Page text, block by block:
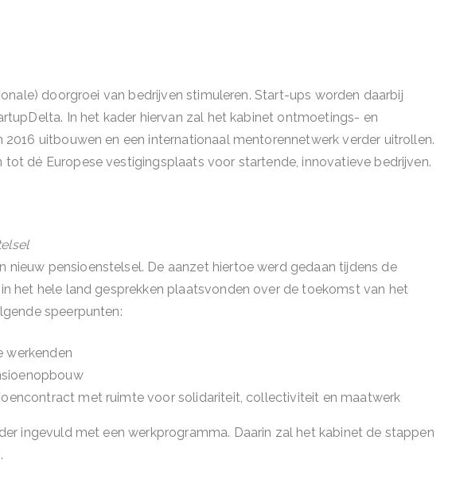
doorgroei van bedrijven stimuleren. Start-ups worden daarbij
In het kader hiervan zal het kabinet ontmoetings- en
uitbouwen en een internationaal mentorennetwerk verder uitrollen.
dé Europese vestigingsplaats voor startende, innovatieve bedrijven.
nieuw pensioenstelsel. De aanzet hiertoe werd gedaan tijdens de
het hele land gesprekken plaatsvonden over de toekomst van het
speerpunten:
werkenden
met ruimte voor solidariteit, collectiviteit en maatwerk
ingevuld met een werkprogramma. Daarin zal het kabinet de stappen